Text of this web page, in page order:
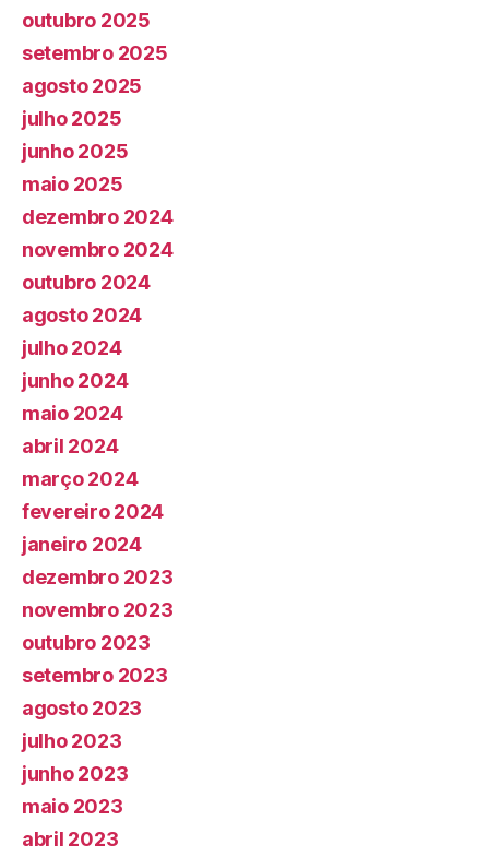
outubro 2025
setembro 2025
agosto 2025
julho 2025
junho 2025
maio 2025
dezembro 2024
novembro 2024
outubro 2024
agosto 2024
julho 2024
junho 2024
maio 2024
abril 2024
março 2024
fevereiro 2024
janeiro 2024
dezembro 2023
novembro 2023
outubro 2023
setembro 2023
agosto 2023
julho 2023
junho 2023
maio 2023
abril 2023